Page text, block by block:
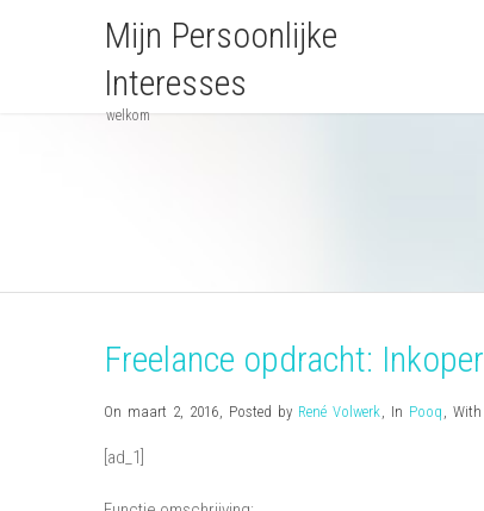
Mijn Persoonlijke
Interesses
welkom
Freelance opdracht: Inkoper
On maart 2, 2016, Posted by René Volwerk, In Pooq , With
[ad_1]